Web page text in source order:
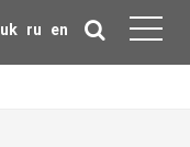
uk ru en